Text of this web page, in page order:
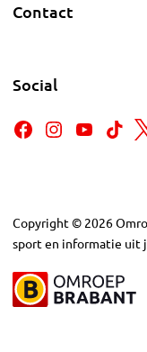
Contact
Social
Copyright © 2026
sport en informatie uit